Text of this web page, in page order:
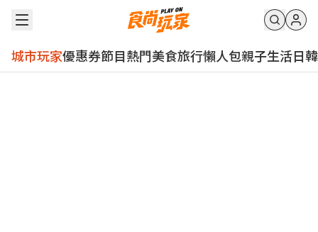
城市玩家優惠券節目熱門美食旅行懶人包親子生活日韓